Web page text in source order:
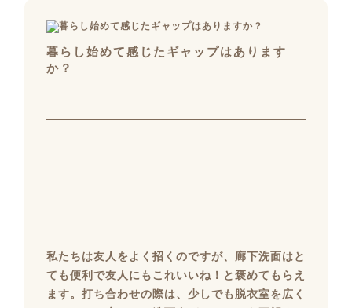
暮らし始めて感じたギャップはあります
か？
私たちは友人をよく招くのですが、廊下洗面はと
ても便利で友人にもこれいいね！と褒めてもらえ
ます。打ち合わせの際は、少しでも脱衣室を広く